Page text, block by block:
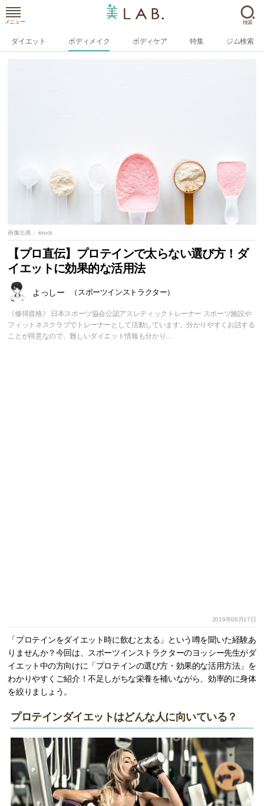
メニュー 検索
ダイエット ボディメイク ボディケア 特集 ジム検索
画像出典： istock
【プロ直伝】プロテインで太らない選び方！ダ
イエットに効果的な活用法
よっしー （スポーツインストラクター）
《修得資格》 日本スポーツ協会公認アスレティックトレーナー スポーツ施設や
フィットネスクラブでトレーナーとして活動しています。分かりやすくお話する
ことが得意なので、難しいダイエット情報も分かり…
2019年06月17日
「プロテインをダイエット時に飲むと太る」という噂を聞いた経験あ
りませんか？今回は、スポーツインストラクターのヨッシー先生がダ
イエット中の方向けに「プロテインの選び方・効果的な活用方法」を
わかりやすくご紹介！不足しがちな栄養を補いながら、効率的に身体
を絞りましょう。
プロテインダイエットはどんな人に向いている？